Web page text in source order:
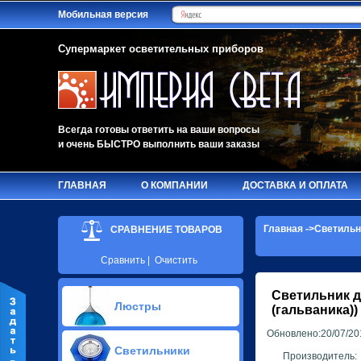
Мобильная версия
Супермаркет осветительных приборов
Всегда готовы ответить на ваши вопросы
и очень БЫСТРО выполнить ваши заказы
ГЛАВНАЯ О КОМПАНИИ ДОСТАВКА И ОПЛАТА
Главная ->
Светильник
Обновлено:20/07/
Производитель:
СРАВНЕНИЕ ТОВАРОВ
Сравнить Очистить
Люстры
Припотолочные люстры(579)
Потолочные люстры Led(91)
Светильники